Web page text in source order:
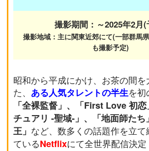
撮影期間： ～2025年2月
撮影地域：主に関東近郊にて(一部群馬
も撮影予定)
昭和から平成にかけ、お茶の間
た、 ある人気タレントの半生を初
「全裸監督」、「First Love 初
チュアリ -聖域-」、「地面師た
王」 など、数多くの話題作を立て
ているNetflixにて全世界配信決定